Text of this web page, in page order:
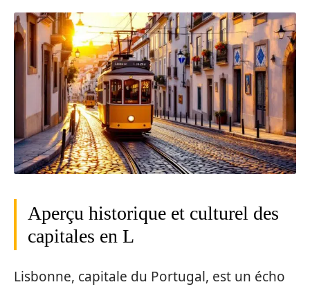
Aperçu historique et culturel des
capitales en L
Lisbonne, capitale du Portugal, est un écho